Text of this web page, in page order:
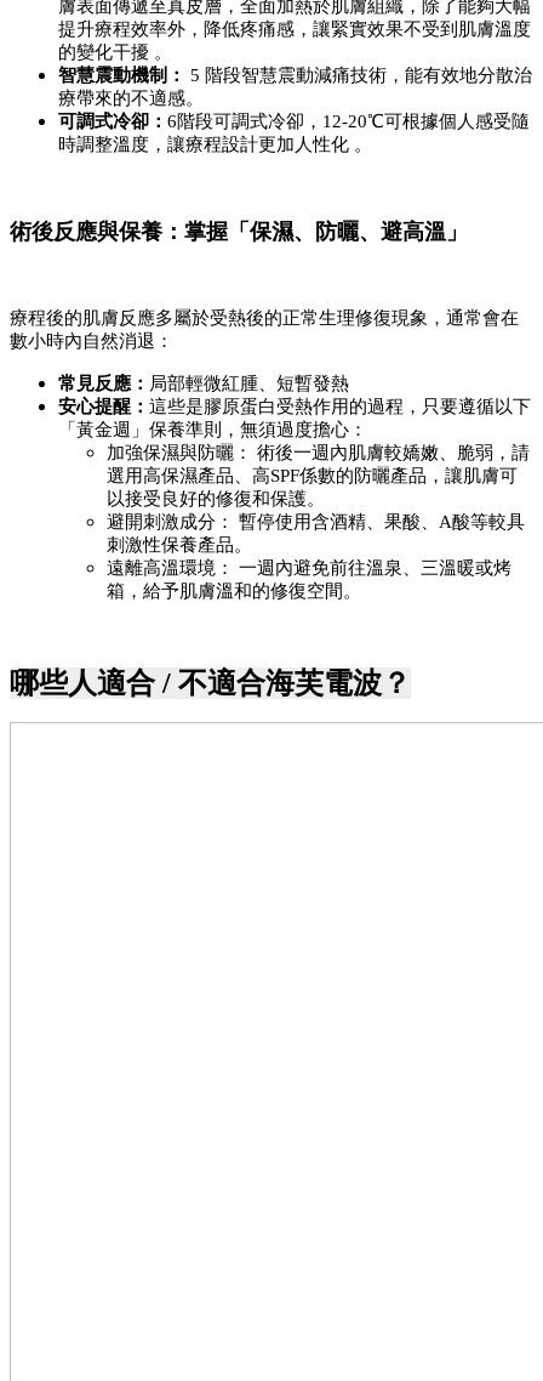
膚表面傳遞至真皮層，全面加熱於肌膚組織，除了能夠大幅
提升療程效率外，降低疼痛感，讓緊實效果不受到肌膚溫度
的變化干擾 。
智慧震動機制：
5 階段智慧震動減痛技術，能有效地分散治
療帶來的不適感。
可調式冷卻： 6階段可調式冷卻，12-20℃可根據個人感受隨
時調整溫度，讓療程設計更加人性化 。
術後反應與保養：掌握「保濕、防曬、避高溫」
療程後的肌膚反應多屬於受熱後的正常生理修復現象，通常會在
數小時內自然消退：
常見反應： 局部輕微紅腫、短暫發熱
安心提醒： 這些是膠原蛋白受熱作用的過程，只要遵循以下
「黃金週」保養準則，無須過度擔心：
加強保濕與防曬： 術後一週內肌膚較嬌嫩、脆弱，請
選用高保濕產品、高SPF係數的防曬產品，讓肌膚可
以接受良好的修復和保護。
避開刺激成分： 暫停使用含酒精、果酸、A酸等較具
刺激性保養產品。
遠離高溫環境： 一週內避免前往溫泉、三溫暖或烤
箱，給予肌膚溫和的修復空間。
哪些人適合 / 不適合海芙電波？